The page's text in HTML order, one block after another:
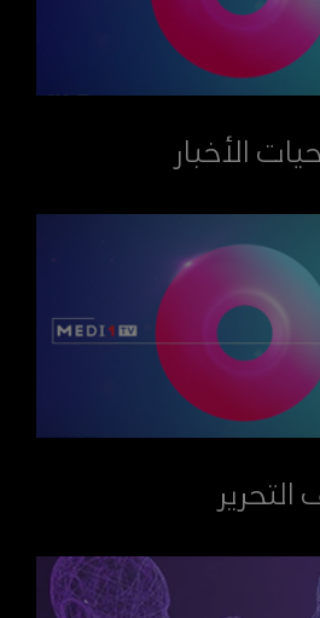
الأخبار